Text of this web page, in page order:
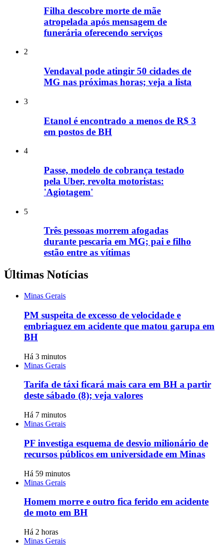
Filha descobre morte de mãe
atropelada após mensagem de
funerária oferecendo serviços
2
Vendaval pode atingir 50 cidades de
MG nas próximas horas; veja a lista
3
Etanol é encontrado a menos de R$ 3
em postos de BH
4
Passe, modelo de cobrança testado
pela Uber, revolta motoristas:
'Agiotagem'
5
Três pessoas morrem afogadas
durante pescaria em MG; pai e filho
estão entre as vítimas
Últimas Notícias
Minas Gerais
PM suspeita de excesso de velocidade e
embriaguez em acidente que matou garupa em
BH
Há 3 minutos
Minas Gerais
Tarifa de táxi ficará mais cara em BH a partir
deste sábado (8); veja valores
Há 7 minutos
Minas Gerais
PF investiga esquema de desvio milionário de
recursos públicos em universidade em Minas
Há 59 minutos
Minas Gerais
Homem morre e outro fica ferido em acidente
de moto em BH
Há 2 horas
Minas Gerais